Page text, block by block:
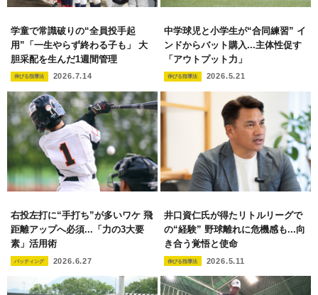
学童で常識破りの“全員投手起
用”「一生やらず終わる子も」 大
胆采配を生んだ1週間管理
伸びる指導法 2026.7.14
中学球児と小学生が“合同練習” イ
ンドからバット購入...主体性促す
「アウトプット力」
伸びる指導法 2026.5.21
右投左打に“手打ち”が多いワケ 飛
距離アップへ必須...「力の3大要
素」活用術
バッティング 2026.6.27
井口資仁氏が得たリトルリーグで
の“経験” 野球離れに危機感も...向
き合う覚悟と使命
伸びる指導法 2026.5.11